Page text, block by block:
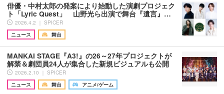
俳優・中村太郎の発案により始動した演劇プロジェク
ト「Lyric Quest」 山野光ら出演で舞台『遺言』…
2026.4.2 ｜ SPICER
ニュース
舞台
MANKAI STAGE『A3!』の26～27年プロジェクトが
解禁＆劇団員24人が集合した新規ビジュアルも公開
2026.2.10 ｜ SPICER
ニュース
舞台 アニメ/ゲーム